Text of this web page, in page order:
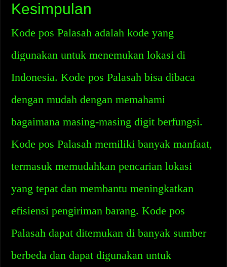
Kesimpulan
Kode pos Palasah adalah kode yang
digunakan untuk menemukan lokasi di
Indonesia. Kode pos Palasah bisa dibaca
dengan mudah dengan memahami
bagaimana masing-masing digit berfungsi.
Kode pos Palasah memiliki banyak manfaat,
termasuk memudahkan pencarian lokasi
yang tepat dan membantu meningkatkan
efisiensi pengiriman barang. Kode pos
Palasah dapat ditemukan di banyak sumber
berbeda dan dapat digunakan untuk